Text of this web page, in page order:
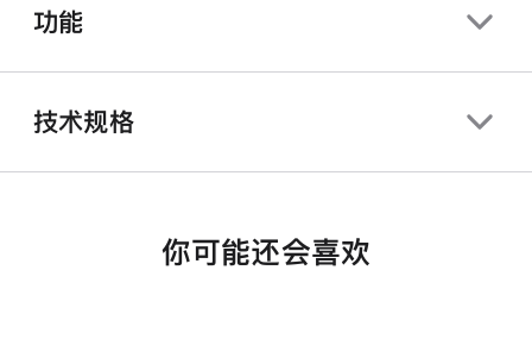
功能
技术规格
你可能还会喜欢